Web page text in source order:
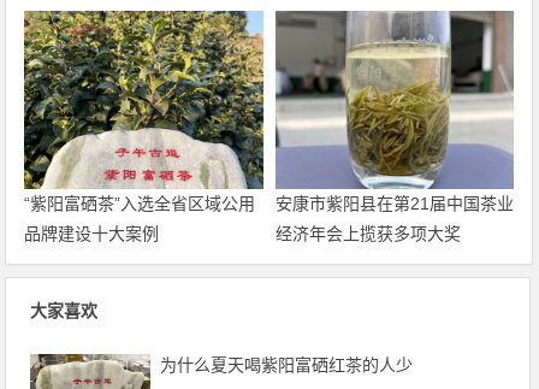
“紫阳富硒茶”入选全省区域公用
品牌建设十大案例
安康市紫阳县在第21届中国茶业
经济年会上揽获多项大奖
大家喜欢
为什么夏天喝紫阳富硒红茶的人少